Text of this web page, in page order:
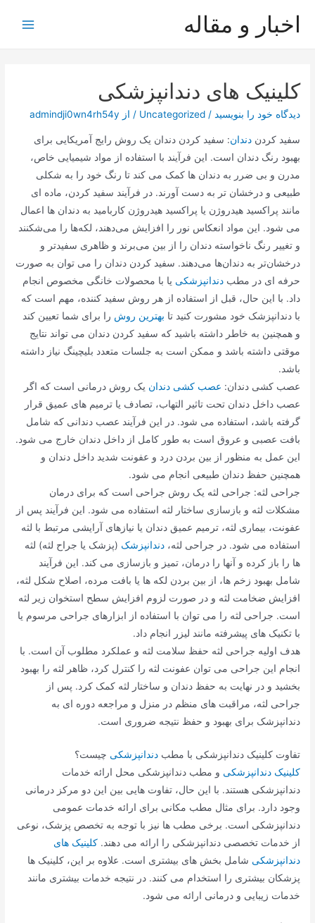
اخبار و مقاله
کلینیک های دندانپزشکی
دیدگاه‌ خود را بنویسید /
Uncategorized / از admindji0wn4rh54y
سفید کردندندان: سفید کردن دندان یک روش رایج آمریکایی برای
بهبود رنگ دندان است. این فرآیند با استفاده از مواد شیمیایی خاص،
مدرن و بی ضرر به دندان ها کمک می کند تا رنگ خود را به شکلی
طبیعی و درخشان تر به دست آورند. در فرآیند سفید کردن، ماده ای
مانند پراکسید هیدروژن یا پراکسید هیدروژن کاربامید به دندان ها اعمال
می شود. این مواد انعکاس نور را افزایش می‌دهند، لکه‌ها را می‌شکنند
و تغییر رنگ ناخواسته دندان را از بین می‌برند و ظاهری سفیدتر و
درخشان‌تر به دندان‌ها می‌دهند. سفید کردن دندان را می توان به صورت
حرفه ای در مطبدندانپزشکی یا با محصولات خانگی مخصوص انجام
داد. با این حال، قبل از استفاده از هر روش سفید کننده، مهم است که
با دندانپزشک خود مشورت کنید تا بهترین روش را برای شما تعیین کند
و همچنین به خاطر داشته باشید که سفید کردن دندان می تواند نتایج
موقتی داشته باشد و ممکن است به جلسات متعدد بلیچینگ نیاز داشته
باشد.
عصب کشی دندان: عصب کشی دندان یک روش درمانی است که اگر
عصب داخل دندان تحت تاثیر التهاب، تصادف یا ترمیم های عمیق قرار
گرفته باشد، استفاده می شود. در این فرآیند عصب دندانی که شامل
بافت عصبی و عروق است به طور کامل از داخل دندان خارج می شود.
این عمل به منظور از بین بردن درد و عفونت شدید داخل دندان و
همچنین حفظ دندان طبیعی انجام می شود.
جراحی لثه: جراحی لثه یک روش جراحی است که برای درمان
مشکلات لثه و بازسازی ساختار لثه استفاده می شود. این فرآیند پس از
عفونت، بیماری لثه، ترمیم عمیق دندان یا نیازهای آرایشی مرتبط با لثه
استفاده می شود. در جراحی لثه،دندانپزشک (پزشک یا جراح لثه) لثه
ها را باز کرده و آنها را درمان، تمیز و بازسازی می کند. این فرآیند
شامل بهبود زخم ها، از بین بردن لکه ها یا بافت مرده، اصلاح شکل لثه،
افزایش ضخامت لثه و در صورت لزوم افزایش سطح استخوان زیر لثه
است. جراحی لثه را می توان با استفاده از ابزارهای جراحی مرسوم یا
با تکنیک های پیشرفته مانند لیزر انجام داد.
هدف اولیه جراحی لثه حفظ سلامت لثه و عملکرد مطلوب آن است. با
انجام این جراحی می توان عفونت لثه را کنترل کرد، ظاهر لثه را بهبود
بخشید و در نهایت به حفظ دندان و ساختار لثه کمک کرد. پس از
جراحی لثه، مراقبت های منظم در منزل و مراجعه دوره ای به
دندانپزشک برای بهبود و حفظ نتیجه ضروری است.
تفاوت کلینیک دندانپزشکی با مطبدندانپزشکی چیست؟
کلینیک دندانپزشکی و مطب دندانپزشکی محل ارائه خدمات
دندانپزشکی هستند. با این حال، تفاوت هایی بین این دو مرکز درمانی
وجود دارد. برای مثال مطب مکانی برای ارائه خدمات عمومی
دندانپزشکی است. برخی مطب ها نیز با توجه به تخصص پزشک، نوعی
از خدمات تخصصی دندانپزشکی را ارائه می دهند.کلینیک های
دندانپزشکی شامل بخش های بیشتری است. علاوه بر این، کلینیک ها
پزشکان بیشتری را استخدام می کنند. در نتیجه خدمات بیشتری مانند
خدمات زیبایی و درمانی ارائه می شود.